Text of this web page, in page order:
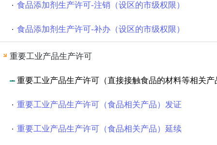
食品添加剂生产许可-注销（设区的市级权限）
食品添加剂生产许可-补办（设区的市级权限）
重要工业产品生产许可
重要工业产品生产许可（直接接触食品的材料等相关产
重要工业产品生产许可（食品相关产品）发证
重要工业产品生产许可（食品相关产品）延续